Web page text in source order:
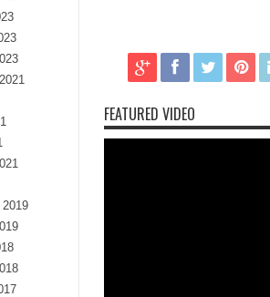
2019
FEATURED VIDEO